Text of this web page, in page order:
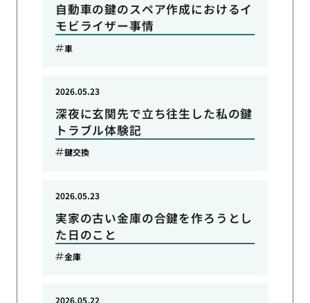
自動車の鍵のスペア作成におけるイ
モビライザー事情
車
深夜に玄関先で立ち往生した私の鍵
トラブル体験記
2026.05.23
鍵交換
実家の古い金庫の合鍵を作ろうとし
た日のこと
2026.05.23
金庫
2026.05.22